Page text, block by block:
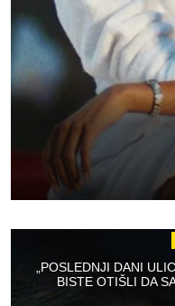
„POSLEDNJI DANI
BISTE OTIŠLI DA